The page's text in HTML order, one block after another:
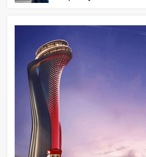
Cebu Pacific Uçağı
Çıktı, Uçuşlar Durdu